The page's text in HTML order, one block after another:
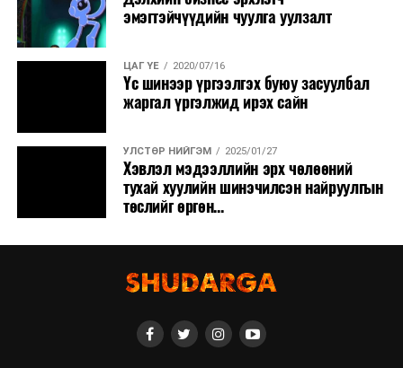
эмэгтэйчүүдийн чуулга уулзалт
ЦАГ ҮЕ 2020/07/16
Үс шинээр үргээлгэх буюу засуулбал
жаргал үргэлжид ирэх сайн
УЛСТӨР НИЙГЭМ 2025/01/27
Хэвлэл мэдээллийн эрх чөлөөний
тухай хуулийн шинэчилсэн найруулгын
төслийг өргөн...